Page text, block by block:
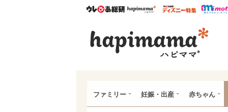
ウレぴあ総研ハピママ*
ウレぴ
ファミリー 妊娠・出産 赤ちゃん